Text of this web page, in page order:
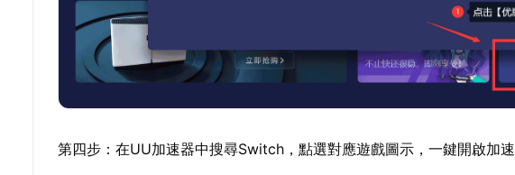
第四步：在UU加速器中搜尋Switch，點選對應遊戲圖示，一鍵開啟加速